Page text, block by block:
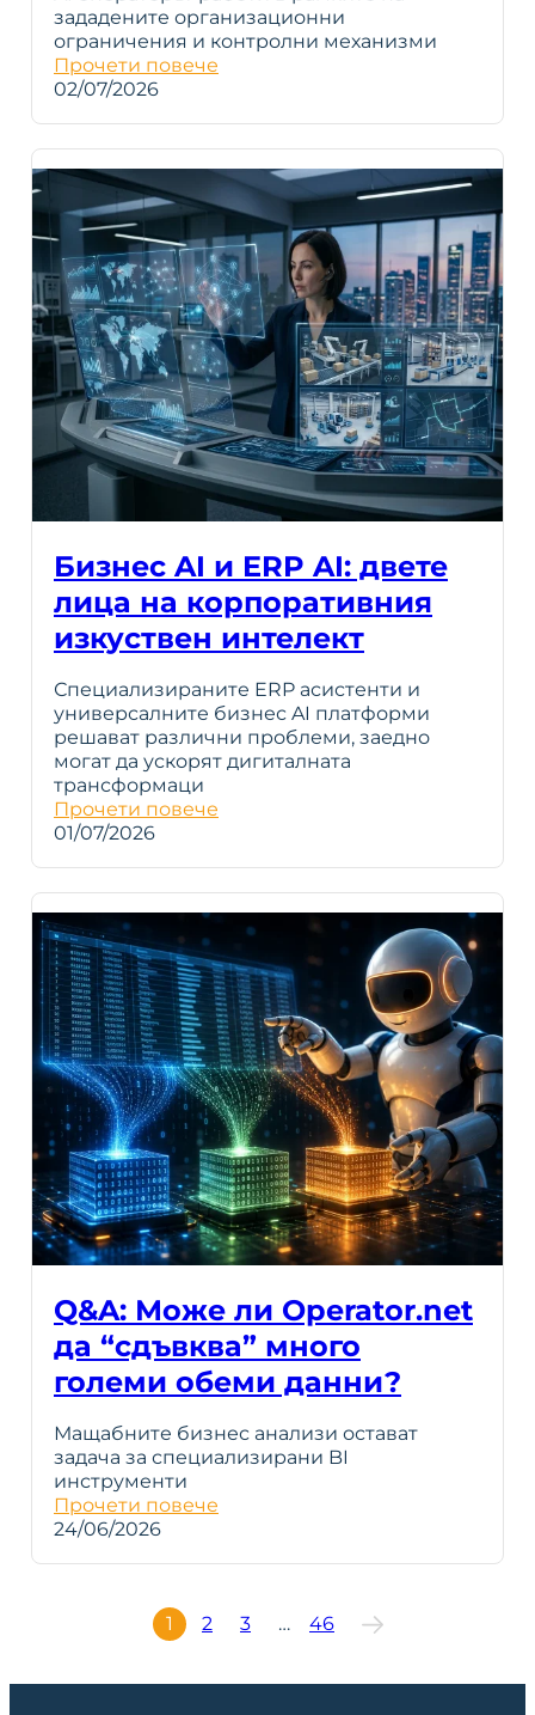
зададените организационни
ограничения и контролни механизми
Прочети повече
02/07/2026
Бизнес AI и ERP AI: двете
лица на корпоративния
изкуствен интелект
Специализираните ERP асистенти и
универсалните бизнес AI платформи
решават различни проблеми, заедно
могат да ускорят дигиталната
трансформаци
Прочети повече
01/07/2026
Q&A: Може ли Operator.net
да “сдъвква” много
големи обеми данни?
Мащабните бизнес анализи остават
задача за специализирани BI
инструменти
Прочети повече
24/06/2026
1 2 3 … 46